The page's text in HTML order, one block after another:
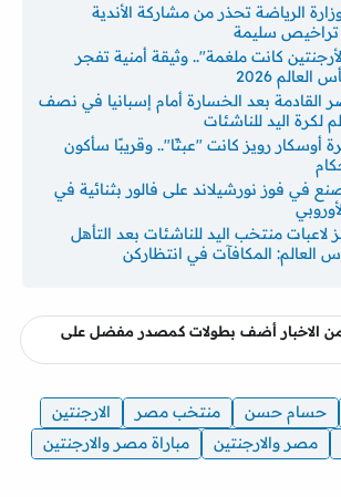
الرياضة تحذر من مشاركة الأندية
تراخيص سليمة
كانت ملغمة".. وثيقة أمنية تفجر
2026
القادمة بعد الخسارة أمام إسبانيا في نصف
لكرة اليد للناشئات
أوسكار رويز كانت "عبثًا".. وقريبًا سأكون
في فوز نورشيلاند على فالور بثنائية في
منتخب اليد للناشئات بعد التأهل
العالم: المكافآت في انتظاركن
من الاخبار أضف بطولات كمصدر مفضل على
حسام حسن منتخب مصر
الارجنتين
مصر والارجنتين
مباراة مصر والارجنتين